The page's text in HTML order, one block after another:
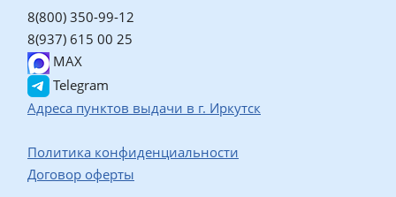
8(800) 350-99-12
8(937) 615 00 25
MAX
Telegram
Адреса пунктов выдачи в г. Иркутск
Политика конфиденциальности
Договор оферты